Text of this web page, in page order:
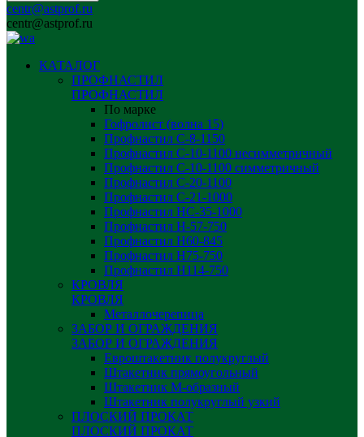
centr@astprof.ru
centr@astprof.ru
КАТАЛОГ
ПРОФНАСТИЛ
ПРОФНАСТИЛ
По марке
Гофролист (волна 15)
Профнастил С-8-1150
Профнастил С-10-1100 несимметричный
Профнастил С-10-1100 симметричный
Профнастил С-20-1100
Профнастил С-21-1000
Профнастил НС-35-1000
Профнастил H-57-750
Профнастил Н60-845
Профнастил Н75-750
Профнастил Н114-750
КРОВЛЯ
КРОВЛЯ
Металлочерепица
ЗАБОР И ОГРАЖДЕНИЯ
ЗАБОР И ОГРАЖДЕНИЯ
Евроштакетник полукруглый
Штакетник прямоугольный
Штакетник М-образный
Штакетник полукруглый узкий
ПЛОСКИЙ ПРОКАТ
ПЛОСКИЙ ПРОКАТ